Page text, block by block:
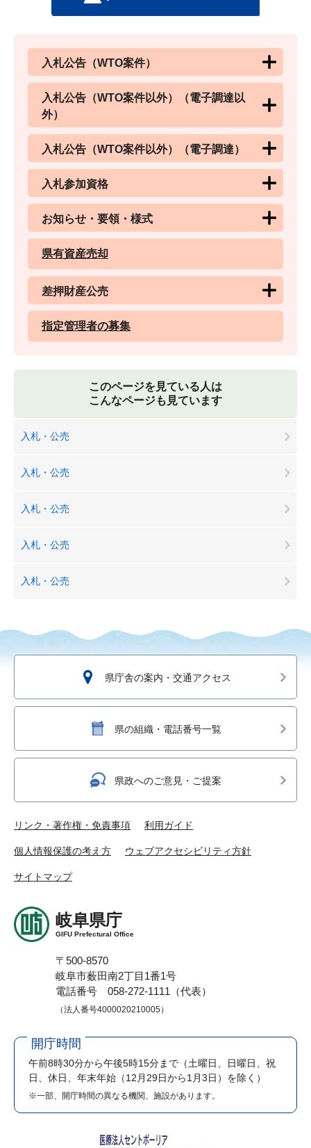
入札公告（WTO案件）
入札公告（WTO案件以外）（電子調達以
外）
入札公告（WTO案件以外）（電子調達）
入札参加資格
お知らせ・要領・様式
県有資産売却
差押財産公売
指定管理者の募集
このページを見ている人は
こんなページも見ています
入札・公売
入札・公売
入札・公売
入札・公売
入札・公売
県庁舎の案内・交通アクセス
県の組織・電話番号一覧
県政へのご意見・ご提案
リンク・著作権・免責事項 利用ガイド
個人情報保護の考え方 ウェブアクセシビリティ方針
サイトマップ
岐阜県庁
GIFU Prefectural Office
〒500-8570
岐阜市薮田南2丁目1番1号
電話番号 058-272-1111（代表）
（法人番号4000020210005）
開庁時間
午前8時30分から午後5時15分まで （土曜日、日曜日、祝
日、休日、年末年始（12月29日から1月3日）を除く）
※一部、開庁時間の異なる機関、施設があります。